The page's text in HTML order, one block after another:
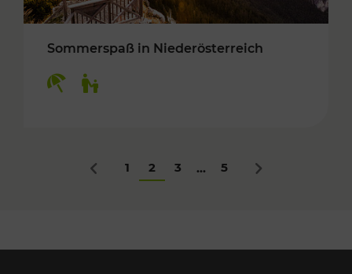
Sommerspaß in Niederösterreich
Zurück
1 2 3 ... 5 Nächstes